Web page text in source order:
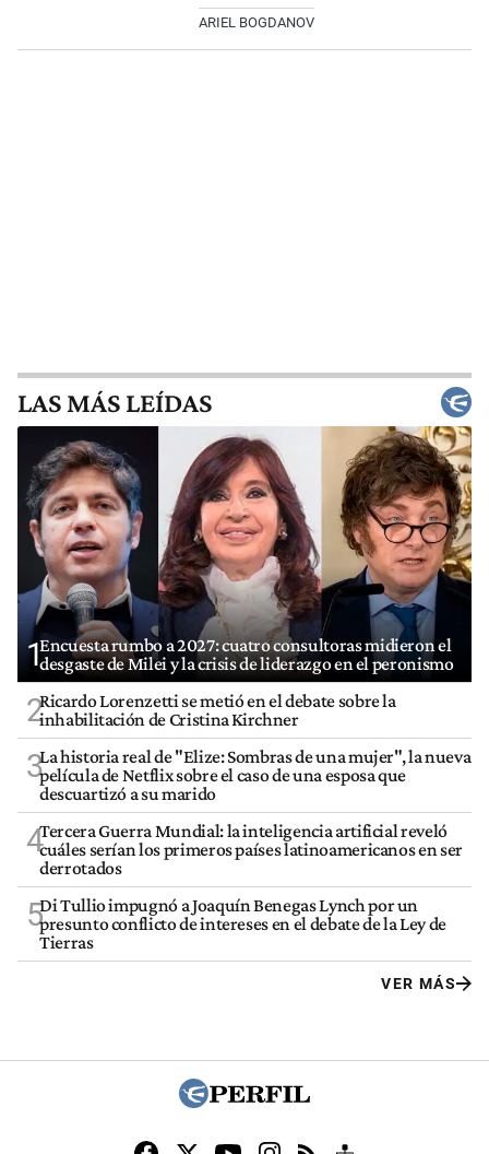
ARIEL BOGDANOV
LAS MÁS LEÍDAS
1Encuesta rumbo a 2027: cuatro consultoras midieron el
desgaste de Milei y la crisis de liderazgo en el peronismo
2Ricardo Lorenzetti se metió en el debate sobre la
inhabilitación de Cristina Kirchner
3La historia real de "Elize: Sombras de una mujer", la nueva
película de Netflix sobre el caso de una esposa que
descuartizó a su marido
4Tercera Guerra Mundial: la inteligencia artificial reveló
cuáles serían los primeros países latinoamericanos en ser
derrotados
5Di Tullio impugnó a Joaquín Benegas Lynch por un
presunto conflicto de intereses en el debate de la Ley de
Tierras
VER MÁS